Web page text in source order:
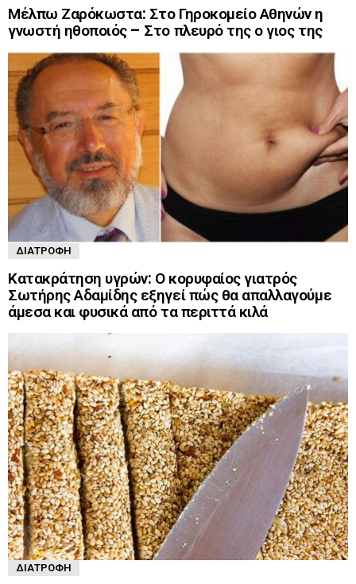
Μέλπω Ζαρόκωστα: Στο Γηροκομείο Αθηνών η
γνωστή ηθοποιός – Στο πλευρό της ο γιος της
ΔΙΑΤΡΟΦΉ
Κατακράτηση υγρών: Ο κορυφαίος γιατρός
Σωτήρης Αδαμίδης εξηγεί πώς θα απαλλαγούμε
άμεσα και φυσικά από τα περιττά κιλά
ΔΙΑΤΡΟΦΉ